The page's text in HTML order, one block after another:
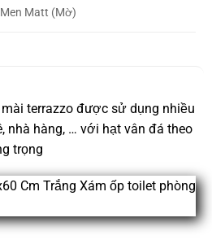
Men Matt (Mờ)
terrazzo được sử dụng nhiều
nhà hàng, … với hạt vân đá theo
trọng